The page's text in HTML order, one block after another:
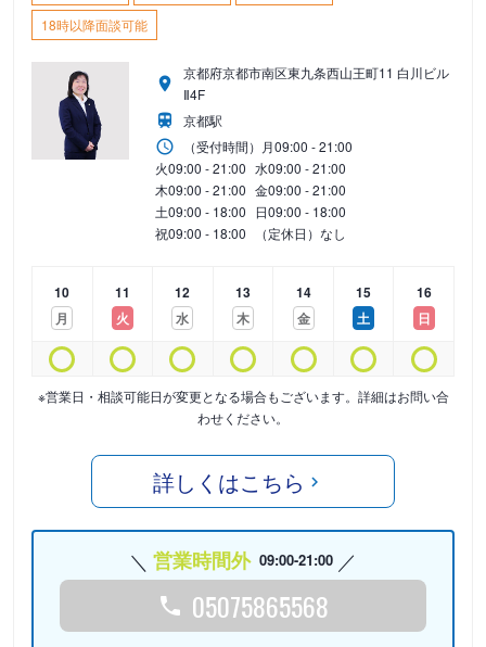
18時以降面談可能
京都府京都市南区東九条西山王町11 白川ビル
Ⅱ4F
京都駅
（受付時間） 月09:00 - 21:00
火09:00 - 21:00 水09:00 - 21:00
木09:00 - 21:00 金09:00 - 21:00
土09:00 - 18:00 日09:00 - 18:00
祝09:00 - 18:00 （定休日）なし
10
月
11
火
12
水
13
木
14
金
15
土
16
日
※営業日・相談可能日が変更となる場合もございます。詳細はお問い合
わせください。
詳しくはこちら
営業時間外 09:00-21:00
05075865568